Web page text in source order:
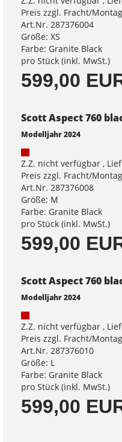
Preis zzgl. Fracht/
Art.Nr. 287376004
Größe: XS
Farbe: Granite Black
pro Stück (inkl. MwSt.)
599,00
Scott Aspect 760
Modelljahr 2024
Z.Z. nicht verfügbar ,
Preis zzgl. Fracht/
Art.Nr. 287376008
Größe: M
Farbe: Granite Black
pro Stück (inkl. MwSt.)
599,00
Scott Aspect 760
Modelljahr 2024
Z.Z. nicht verfügbar ,
Preis zzgl. Fracht/
Art.Nr. 287376010
Größe: L
Farbe: Granite Black
pro Stück (inkl. MwSt.)
599,00